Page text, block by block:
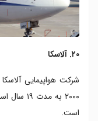
۲۰. آلاسکا
۲۰۰۰
است.